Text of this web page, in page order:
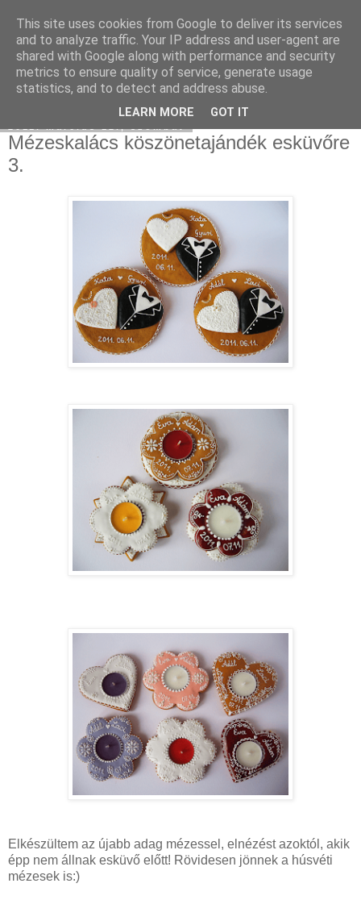
Moha Konyha
Mézeskalács köszönetajándék esküvőre
3.
Elkészültem az újabb adag mézessel, elnézést azoktól, akik
épp nem állnak esküvő előtt! Rövidesen jönnek a húsvéti
mézesek is:)
This site uses cookies from Google to deliver its services
and to analyze traffic. Your IP address and user-agent are
shared with Google along with performance and security
metrics to ensure quality of service, generate usage
statistics, and to detect and address abuse.
LEARN MORE GOT IT